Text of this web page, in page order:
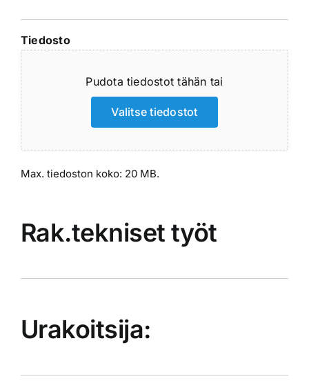
Tiedosto
Pudota tiedostot tähän tai
Valitse tiedostot
Max. tiedoston koko: 20 MB.
Rak.tekniset työt
Urakoitsija: